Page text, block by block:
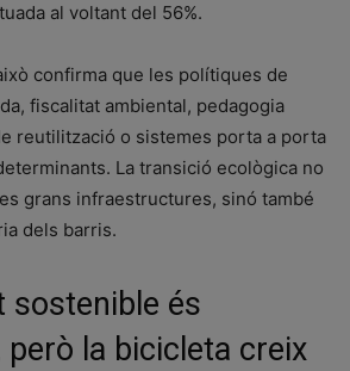
al voltant del 56%.
confirma que les polítiques de
fiscalitat ambiental, pedagogia
reutilització o sistemes porta a porta
La transició ecològica no
grans infraestructures, sinó també
dels barris.
sostenible és
la bicicleta creix